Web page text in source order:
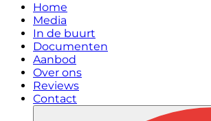
Home
Media
In de buurt
Documenten
Aanbod
Over ons
Reviews
Contact